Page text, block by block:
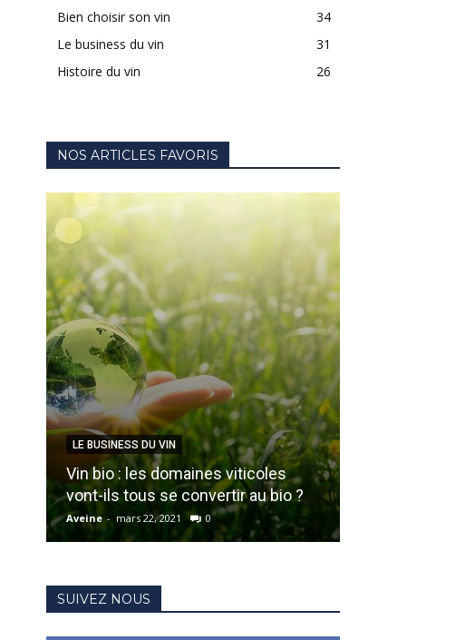
Bien choisir son vin
34
Le business du vin
31
Histoire du vin
26
NOS ARTICLES FAVORIS
LE BUSINESS DU VIN
Vin bio : les domaines viticoles
vont-ils tous se convertir au bio ?
Aveine - mars 22, 2021 0
SUIVEZ NOUS